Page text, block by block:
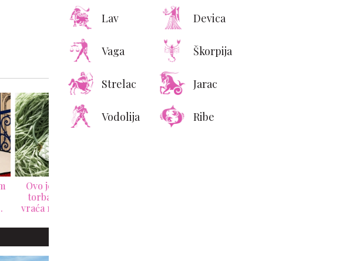
luksuzna
Bvlgari
tron
Lav Devica
Vaga Škorpija
Strelac Jarac
Vodolija Ribe